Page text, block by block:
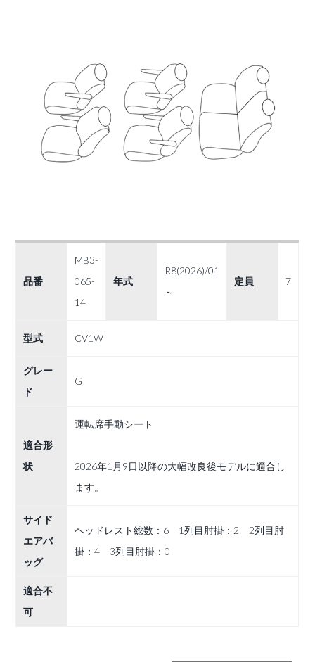
品番
MB3-
065-
14
年式
R8(2026)/01
～
定員 7
型式 CV1W
グレー
ド
G
適合形
状
運転席手動シート
2026年1月9日以降の大幅改良後モデルに適合し
ます。
サイド
エアバ
ッグ
ヘッドレスト総数：6 1列目肘掛：2 2列目肘
掛：4 3列目肘掛：0
適合不
可